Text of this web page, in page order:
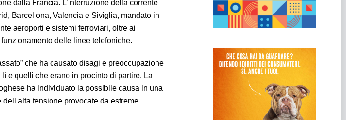
dalla Francia. L’interruzione della corrente
Barcellona, Valencia e Siviglia, mandato in
aeroporti e sistemi ferroviari, oltre ai
delle linee telefoniche.
che ha causato disagi e preoccupazione
e quelli che erano in procinto di partire. La
ha individuato la possibile causa in una
tensione provocate da estreme